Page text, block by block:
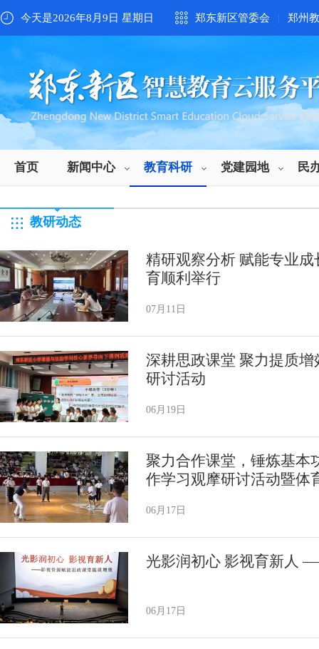
今天是2026年8月9日 星期日 郑东新区管委会 | 郑州
首页 新闻中心 教育科研 党建园地 民
教研动态
精研观察分析 赋能专业
育顺利举行
07月11日
深耕思政课堂 聚力提质
研讨活动
06月19日
聚力合作课堂，锤炼基
作学习观摩研讨活动暨体
06月17日
光影润初心 影视育新人
06月17日